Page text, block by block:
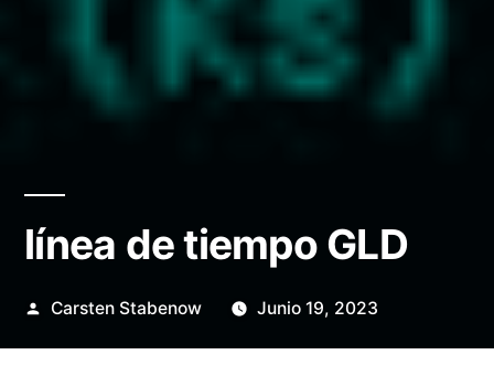
línea de tiempo GLD
Posted
Carsten Stabenow Junio 19, 2023